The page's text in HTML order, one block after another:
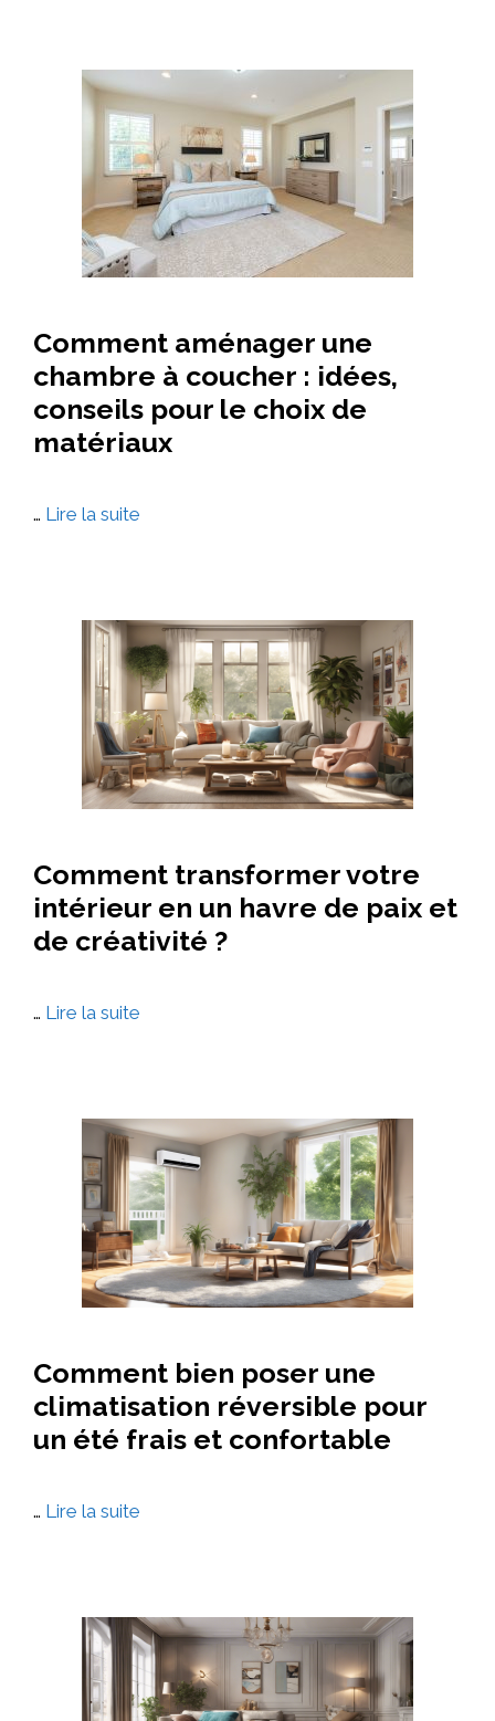
Comment aménager une
chambre à coucher : idées,
conseils pour le choix de
matériaux
… Lire la suite
Comment transformer votre
intérieur en un havre de paix et
de créativité ?
… Lire la suite
Comment bien poser une
climatisation réversible pour
un été frais et confortable
… Lire la suite